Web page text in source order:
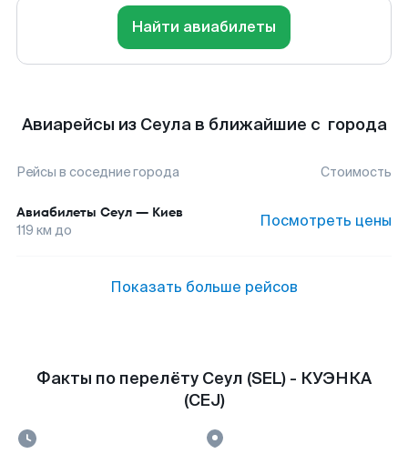
Найти авиабилеты
Авиарейсы из Сеула в ближайшие с города
Рейсы в соседние города Стоимость
Авиабилеты Сеул — Киев
119 км до Посмотреть цены
Показать больше рейсов
Факты по перелёту Сеул (SEL) - КУЭНКА
(CEJ)